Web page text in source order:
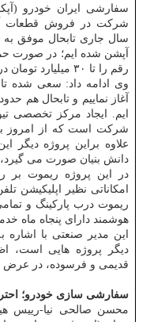
سفارشی ایران خودرو
شرکت در فروش قطعات
سال جاری تابحال موفق به
آپشن شده ایم؛ در صورت
رقم را تا ۳۰ میلیارد تومان در ماه هم افزایش دهیم.
وی ادامه داد: سعی شده
آغاز نماییم و تابحال هم حدود ۴۰
ایم. ایجاد مرکز تخصصی
شرکت است که از امروز
علاوه براین پروژه
دانش بنیان صورت می
در این پروژه ریموت
امکاناتی نظیر اپلیکیشن
ریموت درب پارکینگ و
هوشمند دارای پنجاه ماه
این مدیر صنعتی با اشاره
دیگر پروژه هایی است،
قدیمی و فرسوده، در
سفارشی سازی خودرو؛
محسن صالحی نیا-رییس